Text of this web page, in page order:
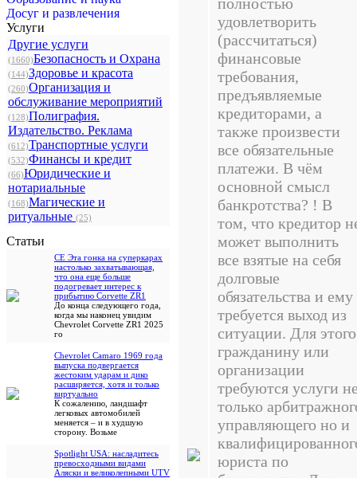
Досуг и развлечения
Услуги
Другие услуги
(1660)Безопасность и Охрана
(144)Здоровье и красота
(260)Организация и
обслуживание мероприятий
(128)Полиграфия.
Издательство. Реклама
(612)Транспортные услуги
(532)Финансы и кредит
(66)Юридические и
нотариальные
(168)Магические и
ритуальные (25)
Cтатьи
CE Эта гонка на суперкарах
настолько захватывающая,
что она еще больше
подогревает интерес к
прибытию Corvette ZR1
До конца следующего года,
когда мы наконец увидим
Chevrolet Corvette ZR1 2025
го
Chevrolet Camaro 1969 года
выпуска подвергается
жестоким ударам и дико
расширяется, хотя и только
виртуально
К сожалению, ландшафт
легковых автомобилей
меняется – и в худшую
сторону. Возьме
Spotlight USA: насладитесь
превосходными видами
Аляски и великолепными UTV
удовлетворить
(рассчитаться)
финансовые
требования,
предъявляемые
кредиторами, а
также произвести
все обязательные
платежи. В чём
основной смысл
банкротства? ! В
том, что кредитор
может выполнить
все взятые на себя
долговые
обязательства и ему
требуется выход из
ситуации. Для этого
гражданину или
организации
требуются услуги
только
управляющего но и
юриста по